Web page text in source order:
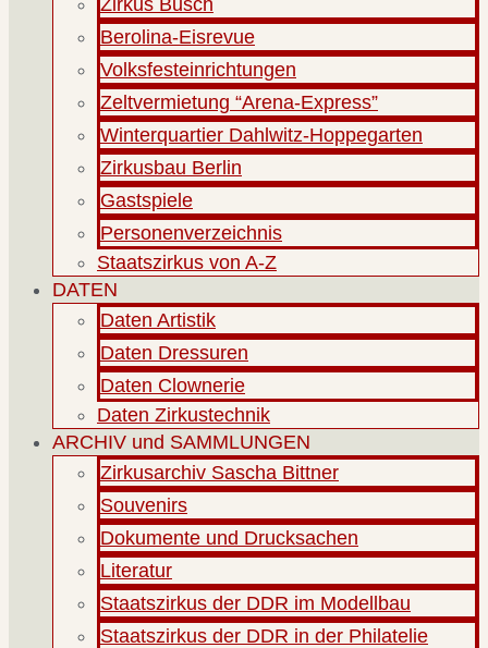
Berolina-Eisrevue
Volksfesteinrichtungen
Zeltvermietung “Arena-Express”
Winterquartier Dahlwitz-Hoppegarten
Zirkusbau Berlin
Gastspiele
Personenverzeichnis
Staatszirkus von A-Z
DATEN
Daten Artistik
Daten Dressuren
Daten Clownerie
Daten Zirkustechnik
ARCHIV und SAMMLUNGEN
Zirkusarchiv Sascha Bittner
Souvenirs
Dokumente und Drucksachen
Literatur
Staatszirkus der DDR im Modellbau
Staatszirkus der DDR in der Philatelie